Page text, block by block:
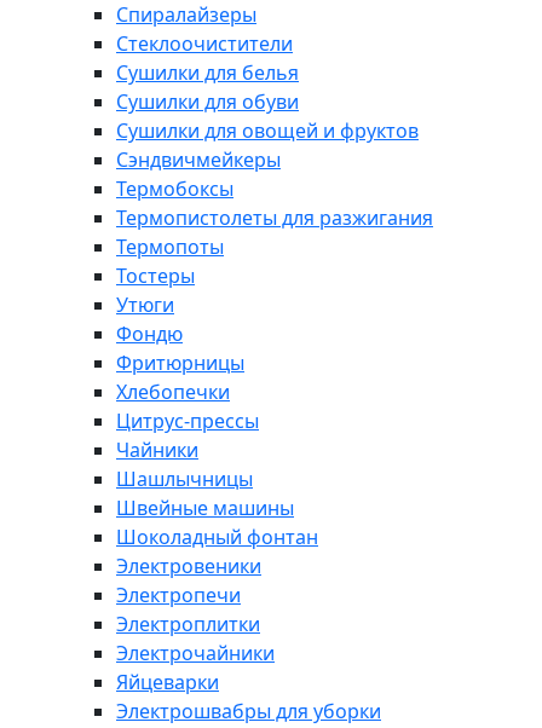
Спиралайзеры
Стеклоочистители
Сушилки для белья
Сушилки для обуви
Сушилки для овощей и фруктов
Сэндвичмейкеры
Термобоксы
Термопистолеты для разжигания
Термопоты
Тостеры
Утюги
Фондю
Фритюрницы
Хлебопечки
Цитрус-прессы
Чайники
Шашлычницы
Швейные машины
Шоколадный фонтан
Электровеники
Электропечи
Электроплитки
Электрочайники
Яйцеварки
Электрошвабры для уборки